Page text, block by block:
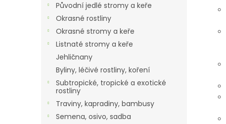
Původní jedlé stromy a keře
Okrasné rostliny
Okrasné stromy a keře
Listnaté stromy a keře
Jehličnany
Byliny, léčivé rostliny, koření
Subtropické, tropické a exotické
rostliny
Traviny, kapradiny, bambusy
Semena, osivo, sadba